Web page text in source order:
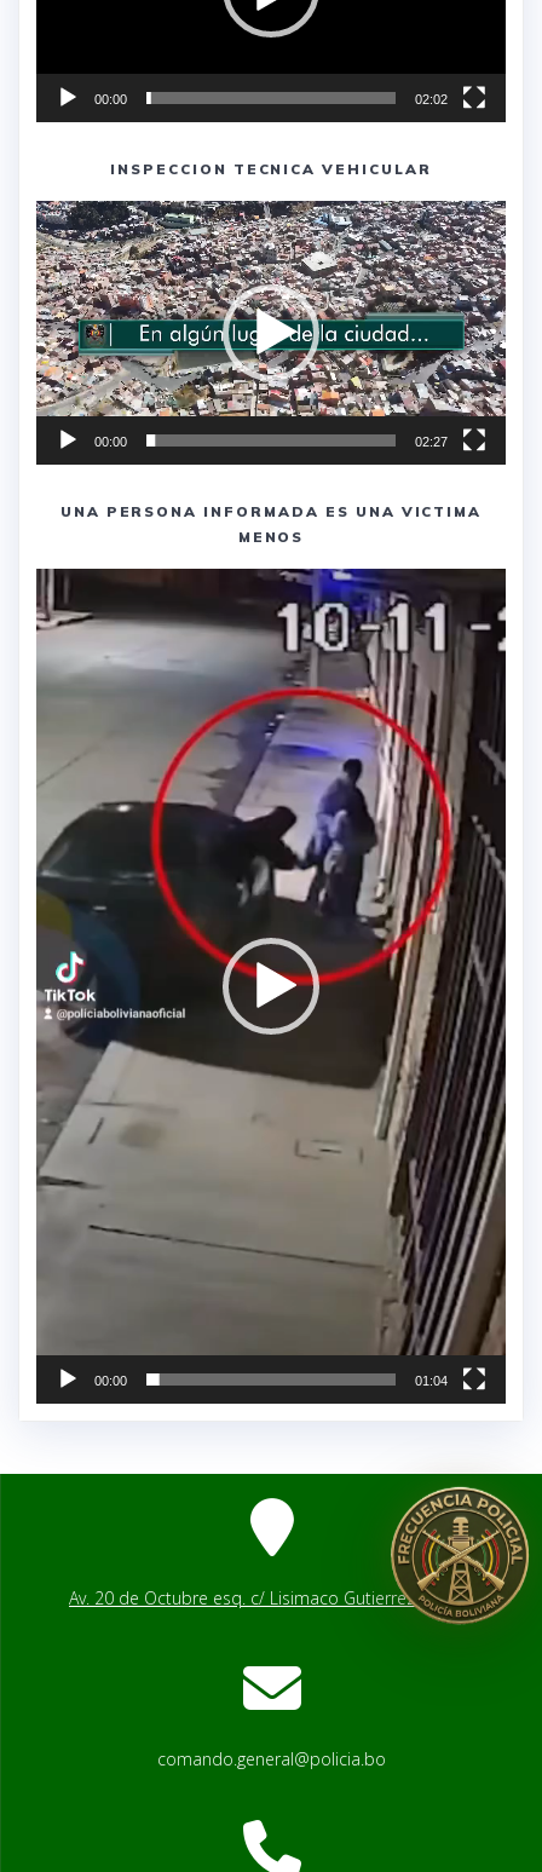
00:00 02:02
INSPECCION TECNICA VEHICULAR
Reproductor
de
vídeo
00:00 02:27
UNA PERSONA INFORMADA ES UNA VICTIMA
MENOS
Reproductor
de
vídeo
00:00 01:04
Av. 20 de Octubre esq. c/ Lisimaco Gutierrez # 2541
comando.general@policia.bo